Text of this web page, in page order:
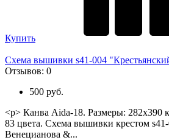
Купить
Схема вышивки s41-004
Отзывов: 0
500 руб.
<p> Канва Aida-18. Размеры: 282х390
83 цвета. Схема вышивки крестом s41-
Венецианова &...